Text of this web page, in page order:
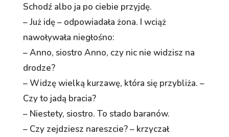
Schodź albo ja po ciebie przyjdę.
– Już idę – odpowiadała żona. I wciąż
nawoływała niegłośno:
– Anno, siostro Anno, czy nic nie widzisz na
drodze?
– Widzę wielką kurzawę, która się przybliża. –
Czy to jadą bracia?
– Niestety, siostro. To stado baranów.
– Czy zejdziesz nareszcie? – krzyczał